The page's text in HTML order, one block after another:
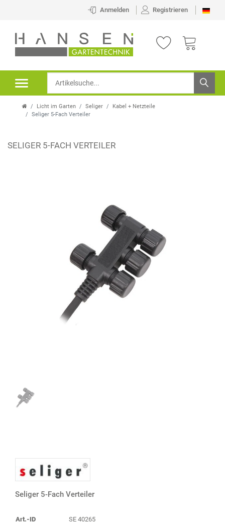
Anmelden Registrieren
Licht im Garten Seliger
Kabel + Netzteile
Seliger 5-Fach Verteiler
SELIGER 5-FACH VERTEILER
Seliger 5-Fach Verteiler
Art.-ID
SE 40265